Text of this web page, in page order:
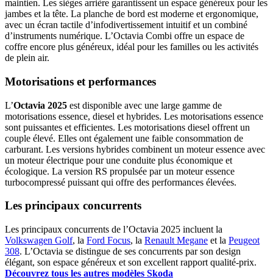
maintien. Les sièges arrière garantissent un espace généreux pour les
jambes et la tête. La planche de bord est moderne et ergonomique,
avec un écran tactile d’infodivertissement intuitif et un combiné
d’instruments numérique. L’Octavia Combi offre un espace de
coffre encore plus généreux, idéal pour les familles ou les activités
de plein air.
Motorisations et performances
L’Octavia 2025 est disponible avec une large gamme de
motorisations essence, diesel et hybrides. Les motorisations essence
sont puissantes et efficientes. Les motorisations diesel offrent un
couple élevé. Elles ont également une faible consommation de
carburant. Les versions hybrides combinent un moteur essence avec
un moteur électrique pour une conduite plus économique et
écologique. La version RS propulsée par un moteur essence
turbocompressé puissant qui offre des performances élevées.
Les principaux concurrents
Les principaux concurrents de l’Octavia 2025 incluent la
Volkswagen Golf, la Ford Focus, la Renault Megane et la Peugeot
308. L’Octavia se distingue de ses concurrents par son design
élégant, son espace généreux et son excellent rapport qualité-prix.
Découvrez tous les autres modèles Skoda